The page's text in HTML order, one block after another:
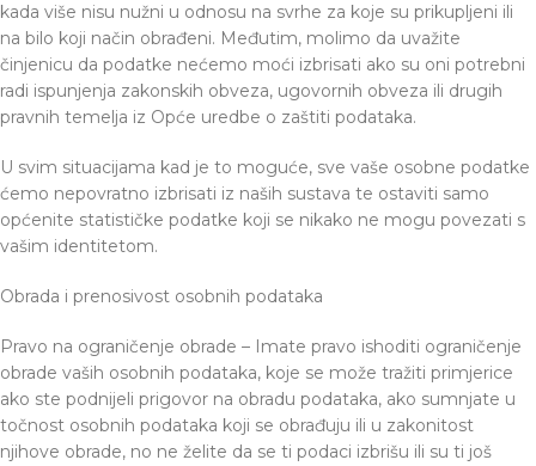
kada više nisu nužni u odnosu na svrhe za koje su prikupljeni ili
na bilo koji način obrađeni. Međutim, molimo da uvažite
činjenicu da podatke nećemo moći izbrisati ako su oni potrebni
radi ispunjenja zakonskih obveza, ugovornih obveza ili drugih
pravnih temelja iz Opće uredbe o zaštiti podataka.
U svim situacijama kad je to moguće, sve vaše osobne podatke
ćemo nepovratno izbrisati iz naših sustava te ostaviti samo
općenite statističke podatke koji se nikako ne mogu povezati s
vašim identitetom.
Obrada i prenosivost osobnih podataka
Pravo na ograničenje obrade – Imate pravo ishoditi ograničenje
obrade vaših osobnih podataka, koje se može tražiti primjerice
ako ste podnijeli prigovor na obradu podataka, ako sumnjate u
točnost osobnih podataka koji se obrađuju ili u zakonitost
njihove obrade, no ne želite da se ti podaci izbrišu ili su ti još